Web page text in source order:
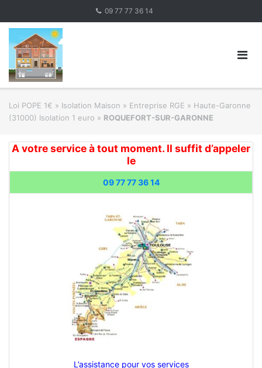
content
09 77 77 36 14
Loi POPE 1€ » Isolation Maison » Entreprise RGE » Haute-Garonne
(31000) Isolation 1 euro » ROQUEFORT-SUR-GARONNE
A votre service à tout moment. Il suffit d’appeler
le
09 77 77 36 14
L’assistance pour vos services